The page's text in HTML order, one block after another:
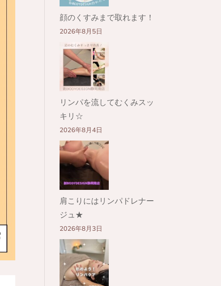
顔のくすみまで取れます！
2026年8月5日
リンパを流してむくみスッ
キリ☆
2026年8月4日
肩こりにはリンパドレナー
ジュ★
2026年8月3日